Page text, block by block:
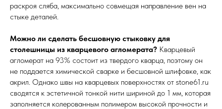
раскроя сляба, максимально совмещая направление вен на
стыке деталей.
Можно ли сделать бесшовную стыковку для
столешницы из кварцевого агломерата? Кварцевый
агломерат на 93% состоит из твердого кварца, поэтому он
не поддается химической сварке и бесшовной шлифовке, как
акрил. Однако швы на кварцевых поверхностях от stone61.ru
сводятся к эстетичной тонкой нити шириной до 1 мм, которая
заполняется колерованным полимером высокой прочности и